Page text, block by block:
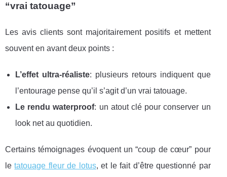
“vrai tatouage”
Les avis clients sont majoritairement positifs et mettent
souvent en avant deux points :
L’effet ultra-réaliste: plusieurs retours indiquent que
l’entourage pense qu’il s’agit d’un vrai tatouage.
Le rendu waterproof: un atout clé pour conserver un
look net au quotidien.
Certains témoignages évoquent un “coup de cœur” pour
letatouage fleur de lotus, et le fait d’être questionné par